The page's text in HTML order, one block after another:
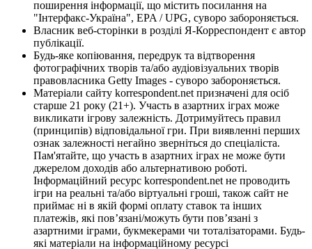
поширення інформації, що містить посилання на
"Інтерфакс-Україна", EPA / UPG, суворо забороняється.
Власник веб-сторінки в розділі Я-Корреспондент є автор
публікації.
Будь-яке копіювання, передрук та відтворення
фотографічних творів та/або аудіовізуальних творів
правовласника Getty Images - суворо забороняється.
Матеріали сайту korrespondent.net призначені для осіб
старше 21 року (21+). Участь в азартних іграх може
викликати ігрову залежність. Дотримуйтесь правил
(принципів) відповідальної гри. При виявленні перших
ознак залежності негайно зверніться до спеціаліста.
Пам'ятайте, що участь в азартних іграх не може бути
джерелом доходів або альтернативою роботі.
Інформаційний ресурс korrespondent.net не проводить
ігри на реальні та/або віртуальні гроші, також сайт не
приймає ні в якій формі оплату ставок та інших
платежів, які пов’язані/можуть бути пов’язані з
азартними іграми, букмекерами чи тоталізаторами. Будь-
які матеріали на інформаційному ресурсі